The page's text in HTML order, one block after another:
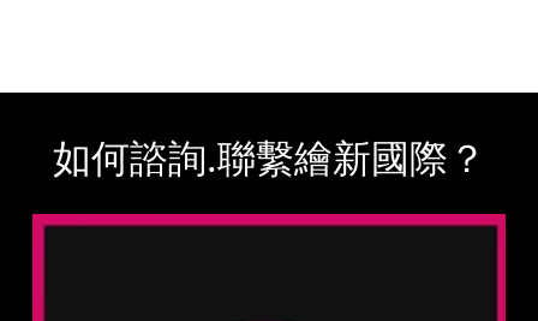
如何諮詢.聯繫繪新國際？